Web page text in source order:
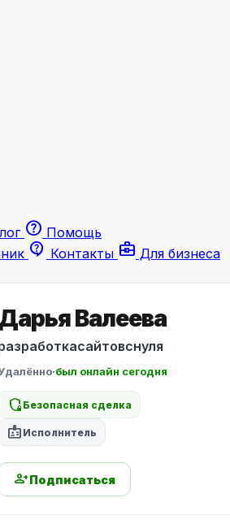
help Помощь
contact_support Контакты business_center Для бизнеса
Валеева
·был онлайн сегодня
shield_locked Безопасная сделка
badge Исполнитель
person_addПодписаться